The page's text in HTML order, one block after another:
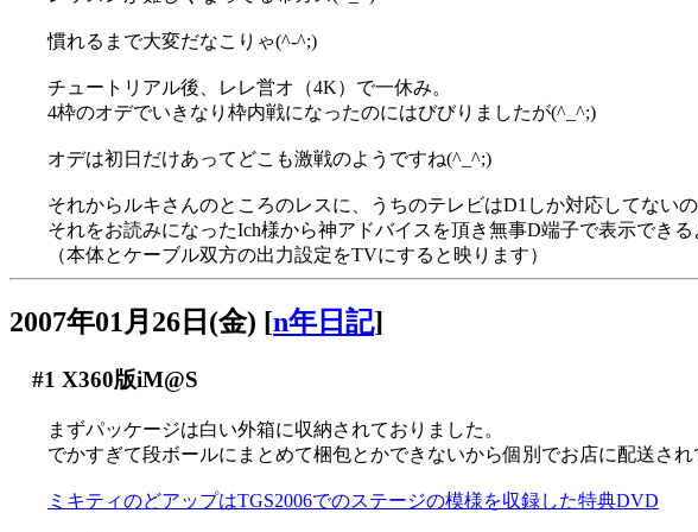
慣れるまで大変だなこりゃ(^-^;)
チュートリアル後、レレ営オ（4K）で一休み。
4枠のオデでいきなり枠内戦になったのにはびびりましたが(^_^;)
オデは初日だけあってどこも激戦のようですね(^_^;)
それからルキさんのところのレスに、うちのテレビはD1しか対応してない
それをお読みになったIch様から神アドバイスを頂き無事D端子で表示でき
（本体とケーブル双方の出力設定をTVにすると映ります）
2007年01月26日(金) [n年日記]
#1 X360版iM@S
まずパッケージは白い外箱に収納されておりました。
でかすぎて段ボールにまとめて梱包とかできないから個別でお店に配送さ
ミキティのどアップはTGS2006でのステージの模様を収録した特典DVD